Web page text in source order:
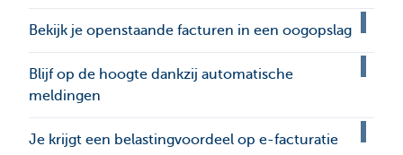
Bekijk je openstaande facturen in een oogopslag
Blijf op de hoogte dankzij automatische
meldingen
Je krijgt een belastingvoordeel op e-facturatie